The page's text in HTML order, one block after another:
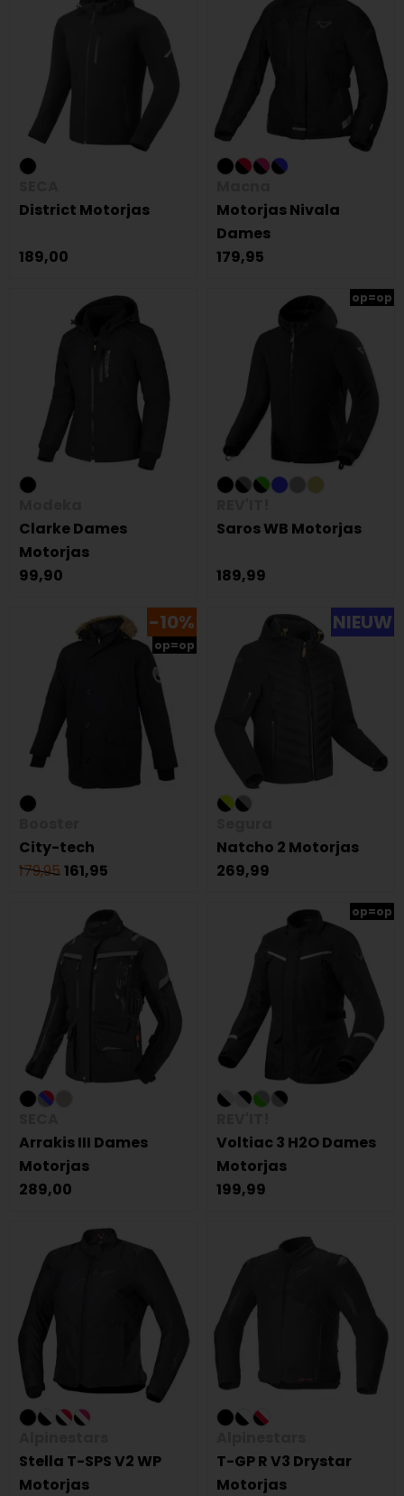
District Motorjas
189,00
Motorjas Nivala
Dames
179,95
Clarke Dames
Motorjas
99,90
op=op
Saros WB Motorjas
189,99
-10%
op=op
City-tech
179,95 161,95
NIEUW
Natcho 2 Motorjas
269,99
Arrakis III Dames
Motorjas
289,00
op=op
Voltiac 3 H2O Dames
Motorjas
199,99
Stella T-SPS V2 WP
Motorjas
T-GP R V3 Drystar
Motorjas